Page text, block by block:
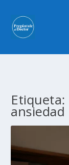
Etiqueta:
ansiedad